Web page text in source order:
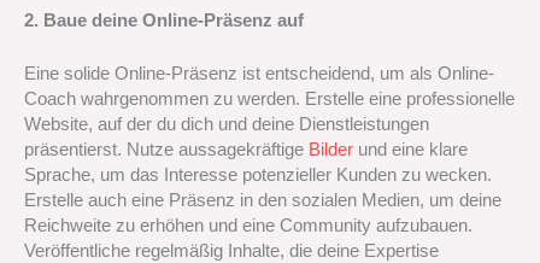
2. Baue deine Online-Präsenz auf
Eine solide Online-Präsenz ist entscheidend, um als Online-
Coach wahrgenommen zu werden. Erstelle eine professionelle
Website, auf der du dich und deine Dienstleistungen
präsentierst. Nutze aussagekräftige Bilder und eine klare
Sprache, um das Interesse potenzieller Kunden zu wecken.
Erstelle auch eine Präsenz in den sozialen Medien, um deine
Reichweite zu erhöhen und eine Community aufzubauen.
Veröffentliche regelmäßig Inhalte, die deine Expertise